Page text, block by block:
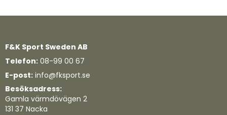
F&K Sport Sweden AB
Telefon: 08-99 00 67
E-post: info@fksport.se
Besöksadress:
Gamla värmdövägen 2
131 37 Nacka